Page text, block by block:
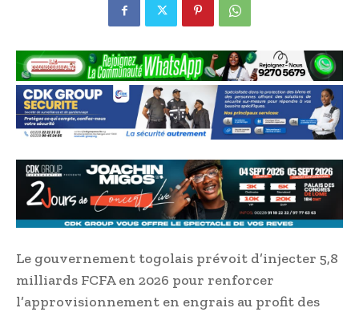
Le gouvernement togolais prévoit d’injecter 5,8
milliards FCFA en 2026 pour renforcer
l’approvisionnement en engrais au profit des